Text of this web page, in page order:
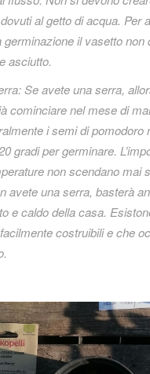
al getto di acqua. Per
germinazione il vasetto non
asciutto.
Se avete una serra,
cominciare nel mese di
i semi di pomodoro
gradi per germinare.
non scendano mai
avete una serra, basterà
e caldo della casa.
costruibili e che